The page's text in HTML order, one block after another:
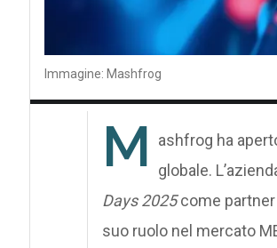
Immagine: Mashfrog
M
ashfrog ha
globale.
Days 2025come partner
suo ruolo nel mercato